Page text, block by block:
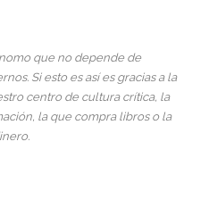
que no depende de
Si esto es así es gracias a la
centro de cultura crítica, la
la que compra libros o la